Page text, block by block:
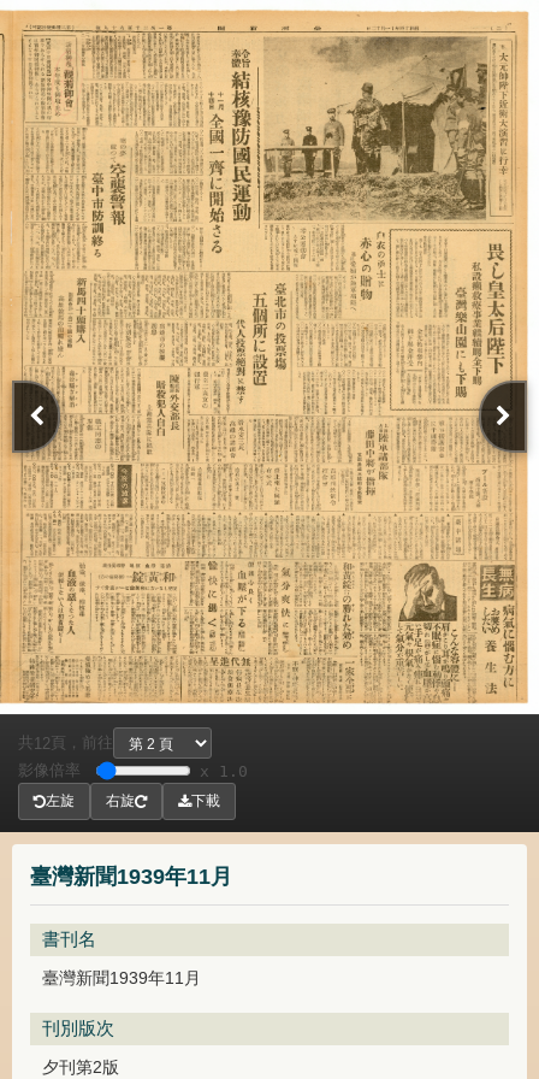
臺灣新聞1939年11月
書刊名
臺灣新聞1939年11月
刊別版次
夕刊第2版
共 12頁， 前往
影像倍率
x 1.0
左旋 右旋 下載